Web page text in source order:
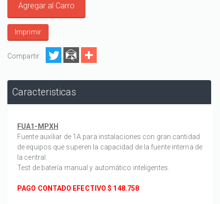
Agregar al Carro
Imprimir
Compartir:
Caracteristicas
FUA1-MPXH
Fuente auxiliar de 1A para instalaciones con gran cantidad
de equipos que superen la capacidad de la fuente interna de
la central.
Test de batería manual y automático inteligentes.
PAGO CONTADO EFECTIVO $ 148.758